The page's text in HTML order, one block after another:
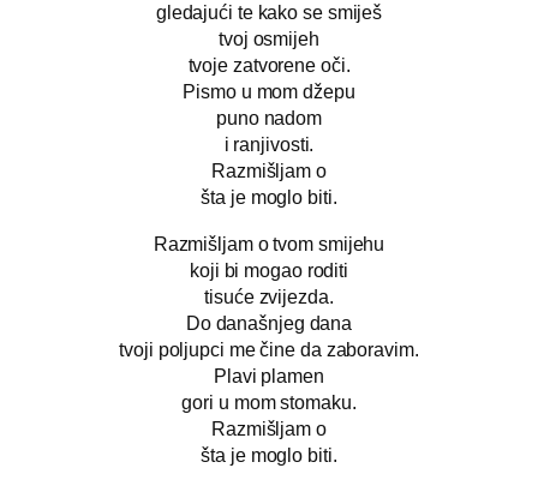
gledajući te kako se smiješ
tvoj osmijeh
tvoje zatvorene oči.
Pismo u mom džepu
puno nadom
i ranjivosti.
Razmišljam o
šta je moglo biti.
Razmišljam o tvom smijehu
koji bi mogao roditi
tisuće zvijezda.
Do današnjeg dana
tvoji poljupci me čine da zaboravim.
Plavi plamen
gori u mom stomaku.
Razmišljam o
šta je moglo biti.